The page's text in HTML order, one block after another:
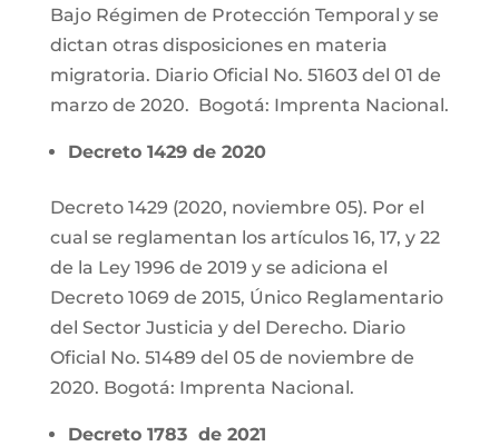
Bajo Régimen de Protección Temporal y se
dictan otras disposiciones en materia
migratoria. Diario Oficial No. 51603 del 01 de
marzo de 2020. Bogotá: Imprenta Nacional.
Decreto 1429 de 2020
Decreto 1429 (2020, noviembre 05). Por el
cual se reglamentan los artículos 16, 17, y 22
de la Ley 1996 de 2019 y se adiciona el
Decreto 1069 de 2015, Único Reglamentario
del Sector Justicia y del Derecho. Diario
Oficial No. 51489 del 05 de noviembre de
2020. Bogotá: Imprenta Nacional.
Decreto 1783 de 2021